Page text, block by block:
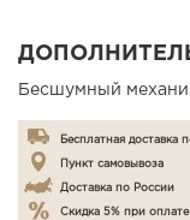
Бесшумный
Бесплатная
Пункт самовывоза
Доставка по России
Скидка 5% при